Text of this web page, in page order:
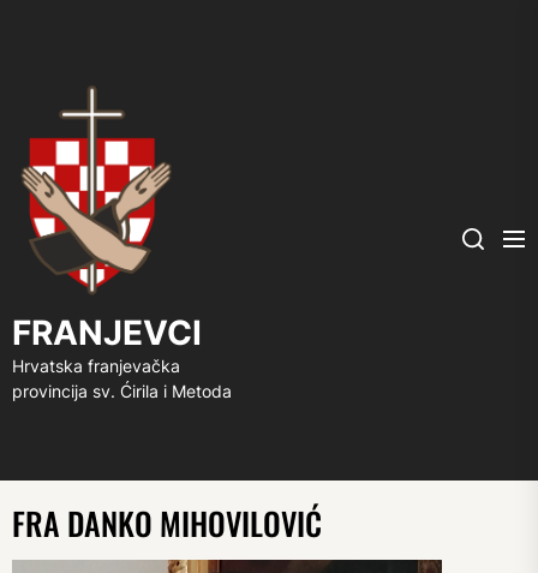
FRANJEVCI
Hrvatska franjevačka
provincija sv. Ćirila i Metoda
Search
FRA DANKO MIHOVILOVIĆ